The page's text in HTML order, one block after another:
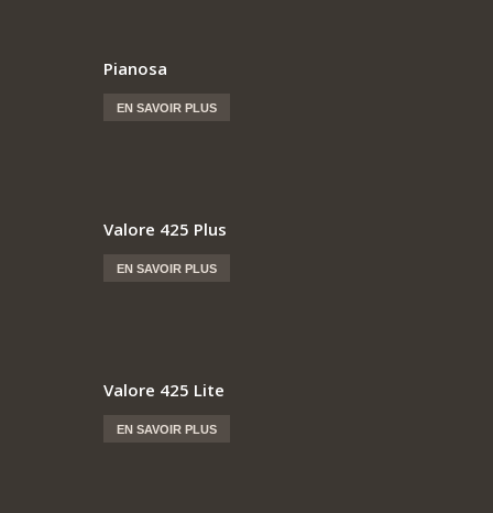
Pianosa
EN SAVOIR PLUS
Valore 425 Plus
EN SAVOIR PLUS
Valore 425 Lite
EN SAVOIR PLUS